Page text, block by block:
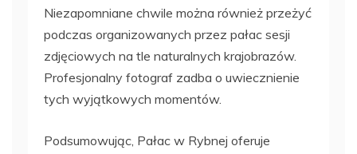
Niezapomniane chwile można również przeżyć
podczas organizowanych przez pałac sesji
zdjęciowych na tle naturalnych krajobrazów.
Profesjonalny fotograf zadba o uwiecznienie
tych wyjątkowych momentów.
Podsumowując, Pałac w Rybnej oferuje